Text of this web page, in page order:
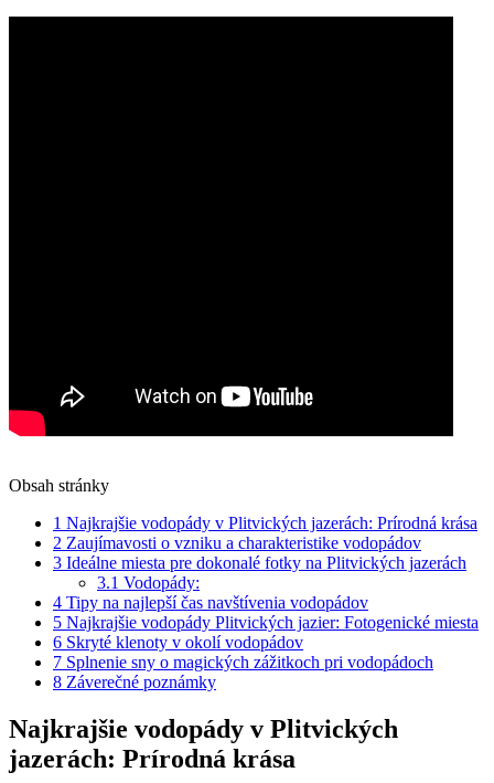
Obsah stránky
1 Najkrajšie vodopády v Plitvických jazerách: Prírodná krása
2 Zaujímavosti o vzniku a charakteristike vodopádov
3 Ideálne miesta pre dokonalé fotky na Plitvických jazerách
3.1 Vodopády:
4 Tipy na najlepší čas navštívenia vodopádov
5 Najkrajšie vodopády Plitvických jazier: Fotogenické miesta
6 Skryté klenoty v okolí vodopádov
7 Splnenie sny o magických zážitkoch pri vodopádoch
8 Záverečné poznámky
Najkrajšie vodopády v Plitvických
jazerách: Prírodná krása